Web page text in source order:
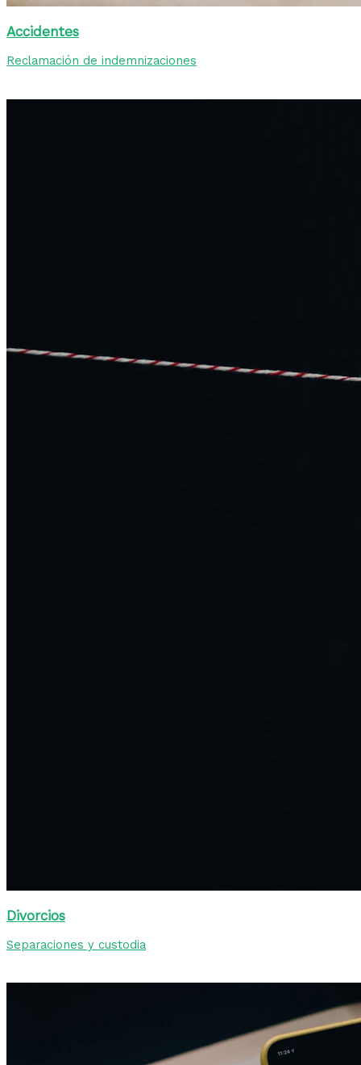
Accidentes
Reclamación de indemnizaciones
Divorcios
Separaciones y custodia